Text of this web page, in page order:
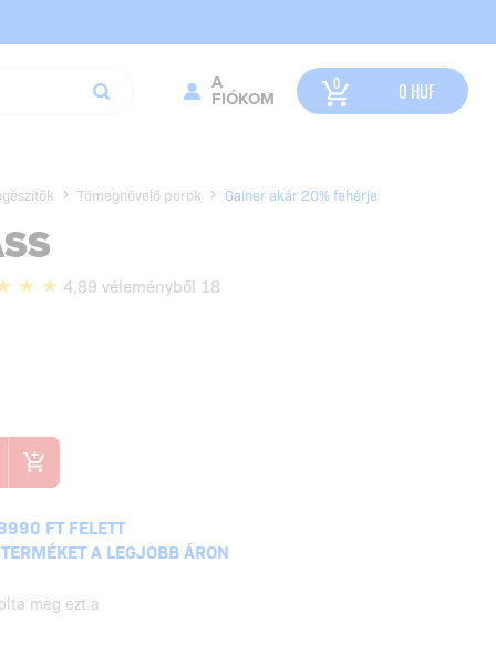
A
FIÓKOM
0 HUF
Tömegnövelő porok Gainer akár 20% fehérje
4,89 véleményből 18
FT FELETT
A LEGJOBB ÁRON
meg ezt a